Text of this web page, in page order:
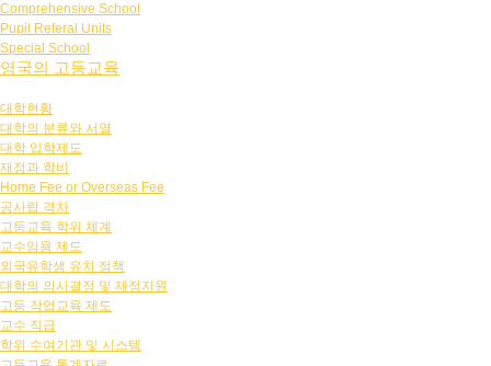
Comprehensive School
Pupil Referal Units
Special School
영국의 고등교육
대학현황
대학의 분류와 서열
대학 입학제도
재정과 학비
Home Fee or Overseas Fee
공사립 격차
고등교육 학위 체계
교수임용 제도
외국유학생 유치 정책
대학의 의사결정 및 재정지원
고등 작업교육 제도
교수 직급
학위 수여기관 및 시스템